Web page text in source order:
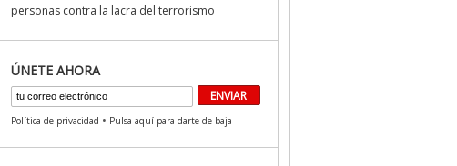
personas contra la lacra del terrorismo
ÚNETE AHORA
Política de privacidad • Pulsa aquí para darte de baja